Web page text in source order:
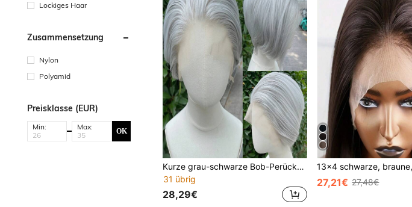
Lockiges Haar
Zusammensetzung
Nylon
Polyamid
Preisklasse (EUR)
Min: Max: OK
Kurze grau-schwarze Bob-Perücke aus synthetischem Spitzenfront-Material für Frauen & Männer Kostüm/Cosplay, hellgrau ohne Kleber 13x4 Spitzenfront-Perücke
31 übrig
28,29€
27,21€ 27,48€